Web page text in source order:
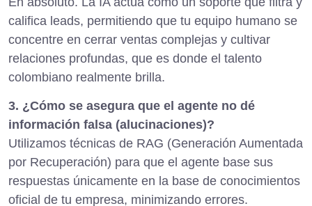
califica leads, permitiendo que tu equipo humano se
concentre en cerrar ventas complejas y cultivar
relaciones profundas, que es donde el talento
colombiano realmente brilla.
3. ¿Cómo se asegura que el agente no dé
información falsa (alucinaciones)?
Utilizamos técnicas de RAG (Generación Aumentada
por Recuperación) para que el agente base sus
respuestas únicamente en la base de conocimientos
oficial de tu empresa, minimizando errores.